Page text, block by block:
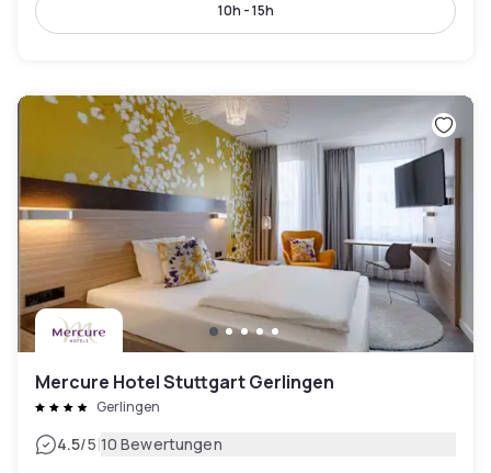
10h - 15h
Mercure Hotel Stuttgart Gerlingen
Gerlingen
4.5/5|10 Bewertungen